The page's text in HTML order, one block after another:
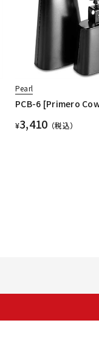
Pearl
PCB-6 [Primero
¥3,410 （税込）